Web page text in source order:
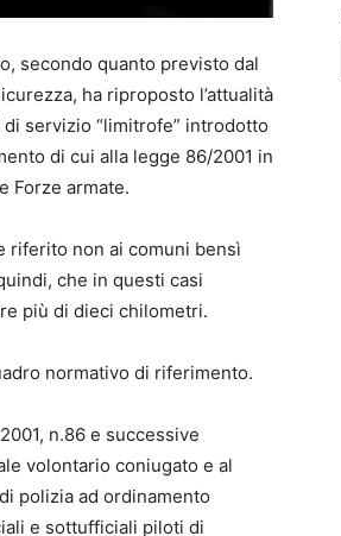
secondo quanto previsto dal
ha riproposto l’attualità
servizio “limitrofe” introdotto
di cui alla legge 86/2001 in
Forze armate.
riferito non ai comuni bensì
che in questi casi
più di dieci chilometri.
normativo di riferimento.
n.86 e successive
volontario coniugato e al
polizia ad ordinamento
e sottufficiali piloti di